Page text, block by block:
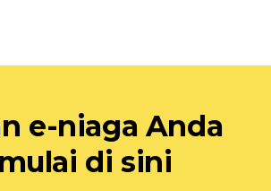
e-niaga Anda
di sini